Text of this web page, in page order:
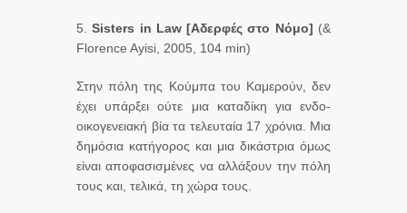
5.Sisters in Law [Αδερφές στο Νόμο] (&
Florence Ayisi, 2005, 104 min)
Στην πόλη της Κούμπα του Καμερούν, δεν
έχει υπάρξει ούτε μια καταδίκη για ενδο-
οικογενειακή βία τα τελευταία 17 χρόνια. Μια
δημόσια κατήγορoς και μια δικάστρια όμως
είναι αποφασισμένες να αλλάξουν την πόλη
τους και, τελικά, τη χώρα τους.